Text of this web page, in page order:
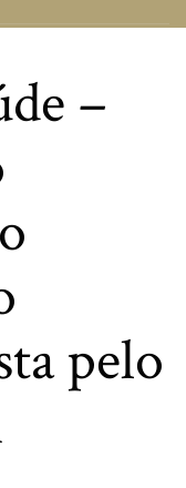
–
pelo